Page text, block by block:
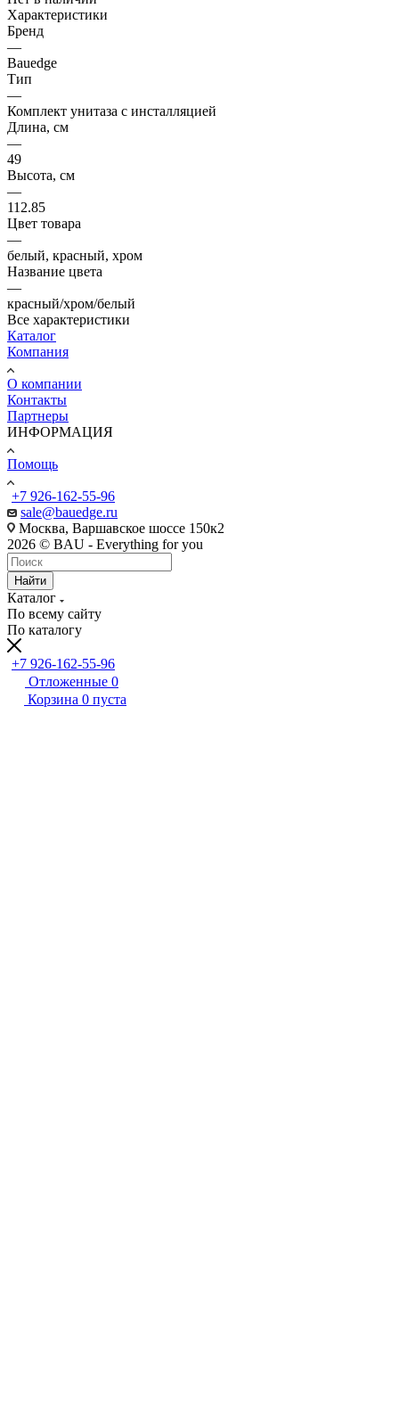
Характеристики
Бренд
—
Bauedge
Тип
—
Комплект унитаза c инсталляцией
Длина, см
—
49
Высота, см
—
112.85
Цвет товара
—
белый, красный, хром
Название цвета
—
красный/хром/белый
Все характеристики
Каталог
Компания
О компании
Контакты
Партнеры
ИНФОРМАЦИЯ
Помощь
+7 926-162-55-96
sale@bauedge.ru
Москва, Варшавское шоссе 150к2
2026 © BAU - Everything for you
Найти
Каталог
По всему сайту
По каталогу
+7 926-162-55-96
Отложенные 0
Корзина 0 пуста